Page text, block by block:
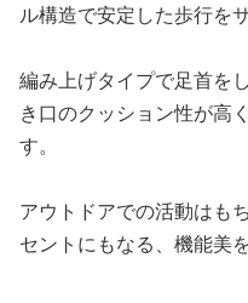
ル構造で安定した歩行をサ
編み上げタイプで足首を
き口のクッション性が高
す。
アウトドアでの活動はも
セントにもなる、機能美